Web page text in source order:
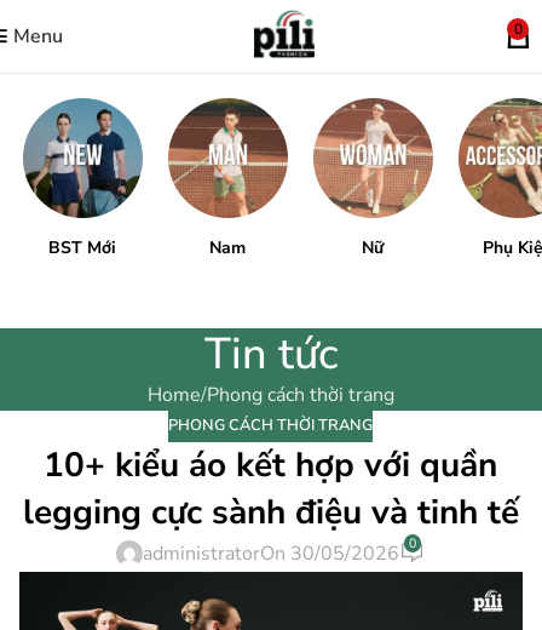
Menu 0
BST Mới Nam Nữ Phụ
Tin tức
Home Phong cách thời trang
PHONG CÁCH THỜI TRANG
10+ kiểu áo kết hợp với quần
legging cực sành điệu và tinh tế
administratorOn 30/05/2026 0